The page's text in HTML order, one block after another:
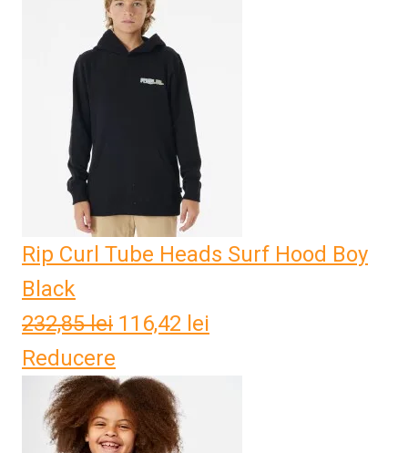
fost:
232,85 lei.
Rip Curl Tube Heads Surf Hood Boy
Black
232,85lei Prețul
a
fost:
116,42 lei
Reducere